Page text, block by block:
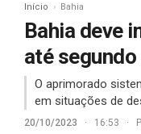
Início Bahia
Bahia deve
até
O aprimorado
em situações de
20/10/2023 · 16:53 ·